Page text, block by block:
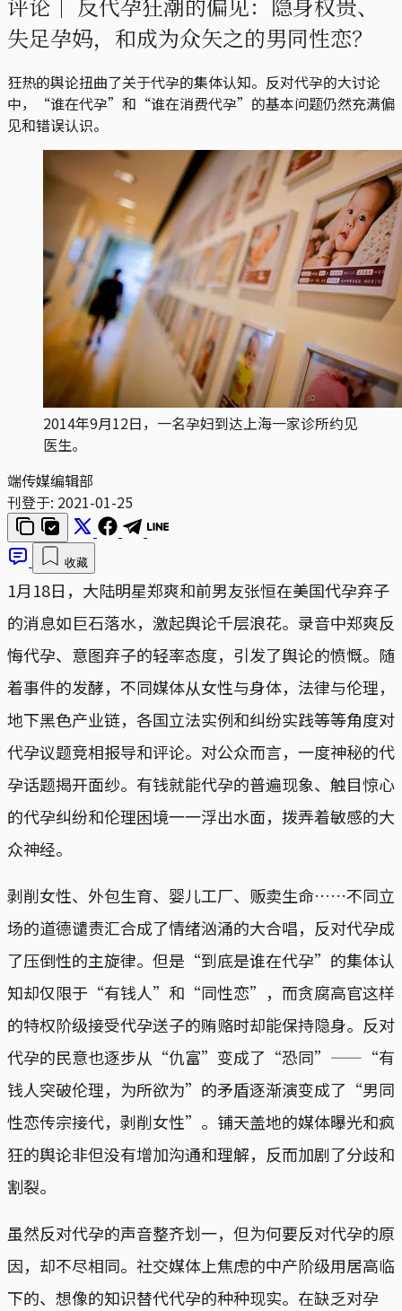
失足孕妈，和成为众矢之的男同性恋？
狂热的舆论扭曲了关于代孕的集体认知。反对代孕的大讨论
中，“谁在代孕”和“谁在消费代孕”的基本问题仍然充满偏
见和错误认识。
2014年9月12日，一名孕妇到达上海一家诊所约见
医生。
端传媒编辑部
刊登于: 2021-01-25
收藏
1月18日，大陆明星郑爽和前男友张恒在美国代孕弃子
的消息如巨石落水，激起舆论千层浪花。录音中郑爽反
悔代孕、意图弃子的轻率态度，引发了舆论的愤慨。随
着事件的发酵，不同媒体从女性与身体，法律与伦理，
地下黑色产业链，各国立法实例和纠纷实践等等角度对
代孕议题竞相报导和评论。对公众而言，一度神秘的代
孕话题揭开面纱。有钱就能代孕的普遍现象、触目惊心
的代孕纠纷和伦理困境一一浮出水面，拨弄着敏感的大
众神经。
剥削女性、外包生育、婴儿工厂、贩卖生命……不同立
场的道德谴责汇合成了情绪汹涌的大合唱，反对代孕成
了压倒性的主旋律。但是“到底是谁在代孕”的集体认
知却仅限于“有钱人”和“同性恋”，而贪腐高官这样
的特权阶级接受代孕送子的贿赂时却能保持隐身。反对
代孕的民意也逐步从“仇富”变成了“恐同”——“有
钱人突破伦理，为所欲为”的矛盾逐渐演变成了“男同
性恋传宗接代，剥削女性”。铺天盖地的媒体曝光和疯
狂的舆论非但没有增加沟通和理解，反而加剧了分歧和
割裂。
虽然反对代孕的声音整齐划一，但为何要反对代孕的原
因，却不尽相同。社交媒体上焦虑的中产阶级用居高临
下的、想像的知识替代代孕的种种现实。在缺乏对孕